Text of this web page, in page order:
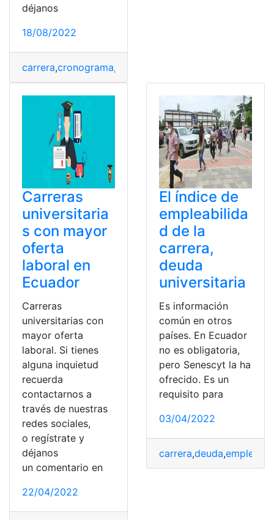
déjanos
18/08/2022
carrera,cronograma,
Carreras
universitaria
s con mayor
oferta
laboral en
Ecuador
Carreras
universitarias con
mayor oferta
laboral. Si tienes
alguna inquietud
recuerda
contactarnos a
través de nuestras
redes sociales,
o regístrate y
déjanos
un comentario en
22/04/2022
El índice de
empleabilida
d de la
carrera,
deuda
universitaria
Es información
común en otros
países. En Ecuador
no es obligatoria,
pero Senescyt la ha
ofrecido. Es un
requisito para
03/04/2022
carrera,deuda,